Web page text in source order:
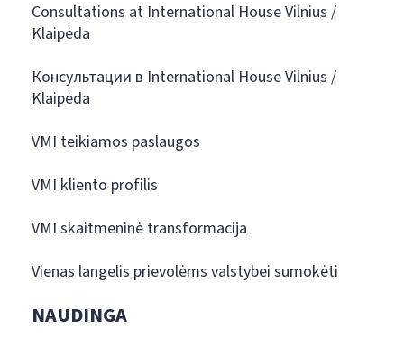
Consultations at International House Vilnius /
Klaipėda
Консультации в International House Vilnius /
Klaipėda
VMI teikiamos paslaugos
VMI kliento profilis
VMI skaitmeninė transformacija
Vienas langelis prievolėms valstybei sumokėti
NAUDINGA